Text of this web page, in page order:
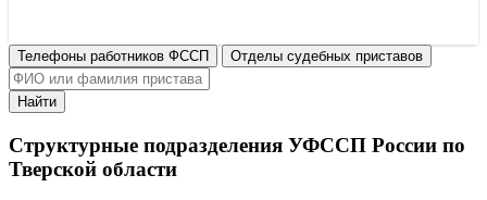
Телефоны работников ФССП Отделы судебных приставов
Найти
Структурные подразделения УФССП России по
Тверской области